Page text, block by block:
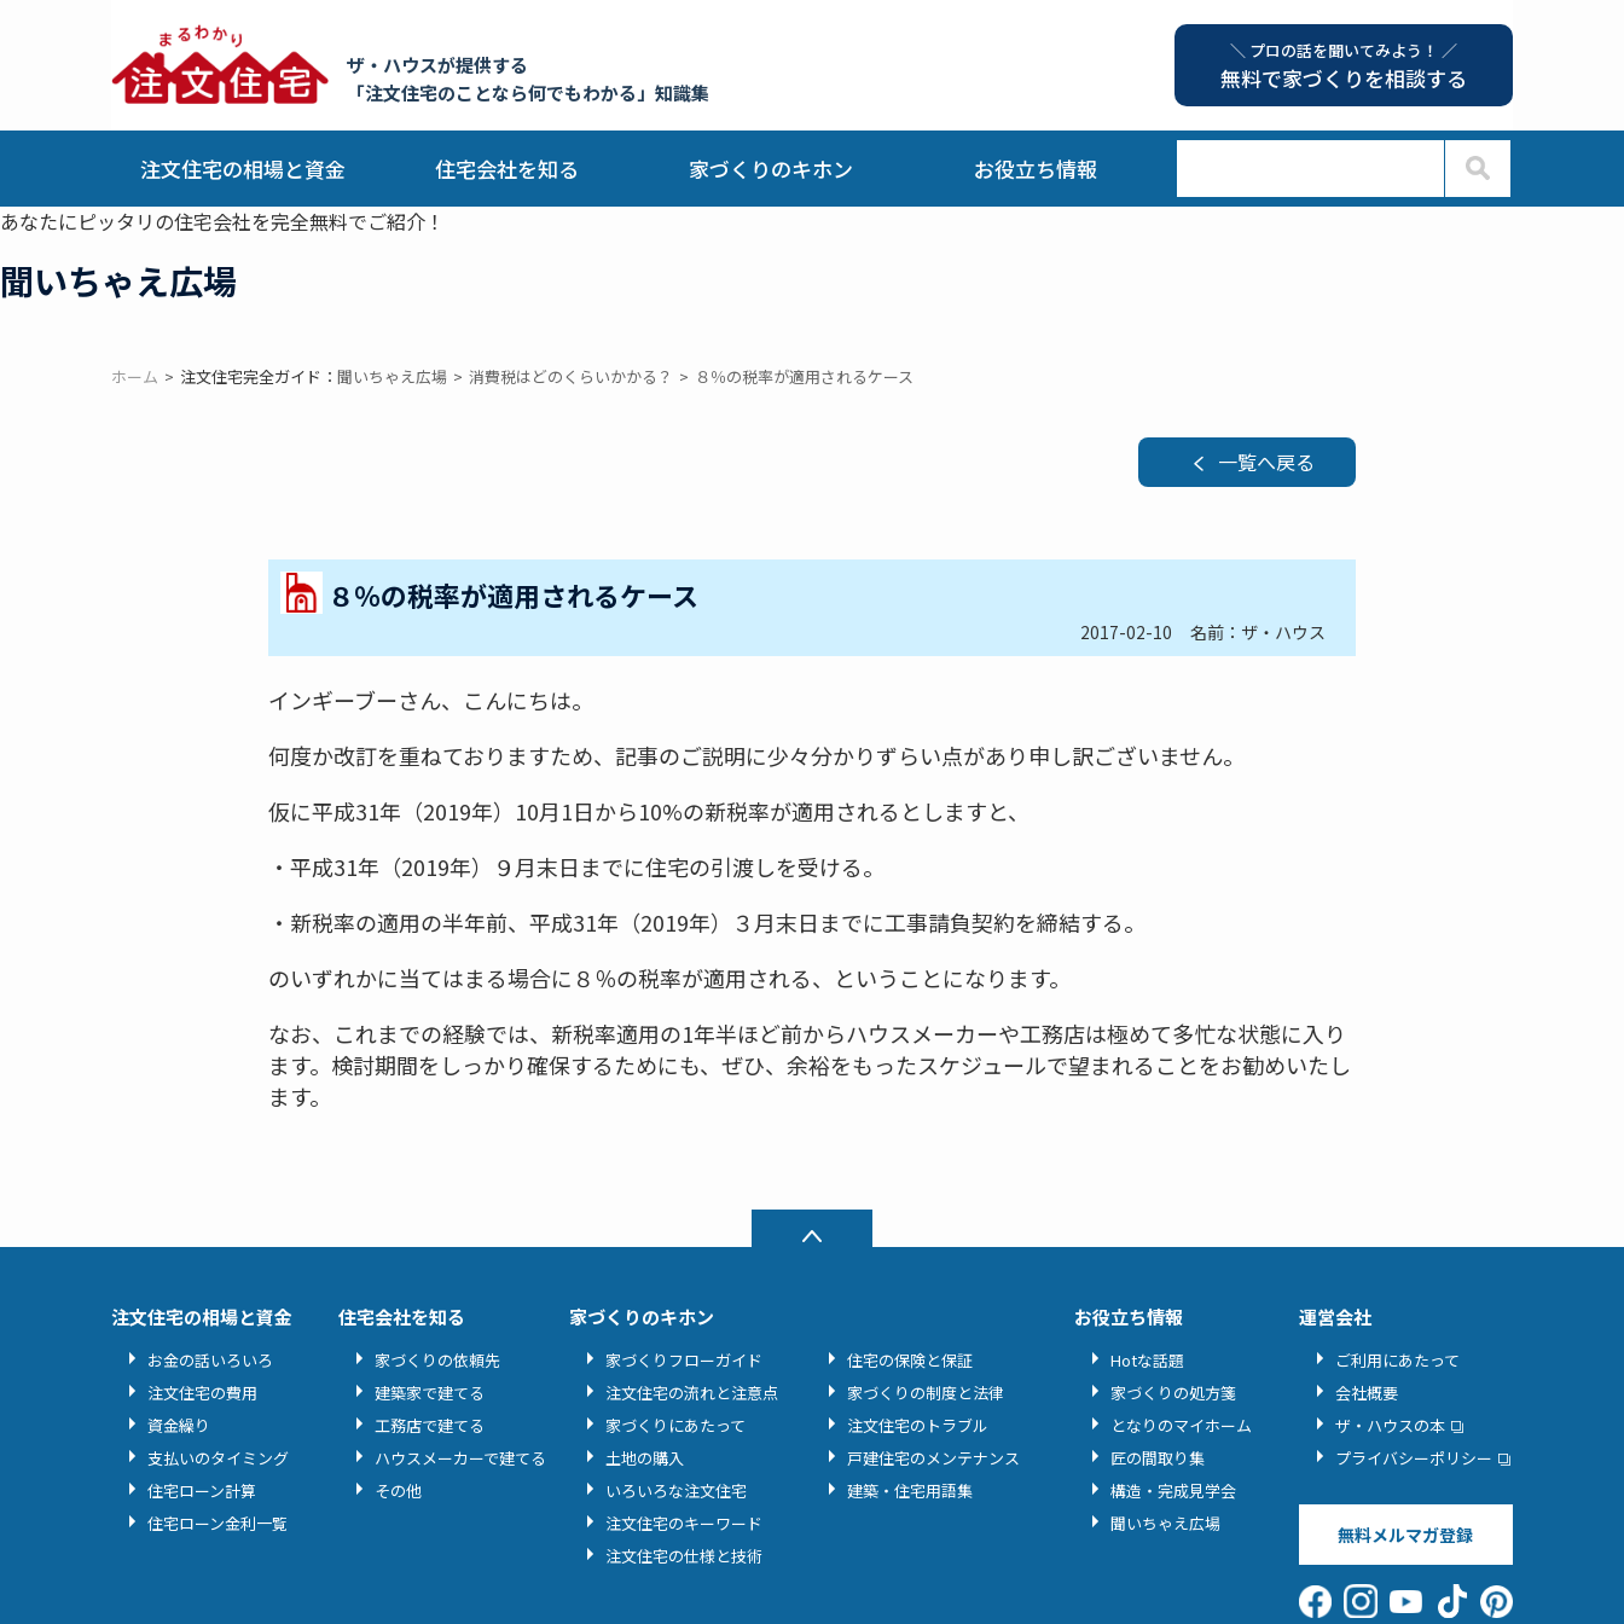
ザ・ハウスが提供する
「注文住宅のことなら何でもわかる」知識集
＼ プロの話を聞いてみよう！ ／
無料で家づくりを相談する
注文住宅の相場と資金 住宅会社を知る 家づくりのキホン お役立ち情報
あなたにピッタリの住宅会社を完全無料でご紹介！
聞いちゃえ広場
ホーム 注文住宅完全ガイド： 聞いちゃえ広場 消費税はどのくらいかかる？ ８％の税率が適用されるケース
一覧へ戻る
８％の税率が適用されるケース
2017-02-10 名前：ザ・ハウス
インギーブーさん、こんにちは。
何度か改訂を重ねておりますため、記事のご説明に少々分かりずらい点があり申し訳ございません。
仮に平成31年（2019年）10月1日から10%の新税率が適用されるとしますと、
・平成31年（2019年）９月末日までに住宅の引渡しを受ける。
・新税率の適用の半年前、平成31年（2019年）３月末日までに工事請負契約を締結する。
のいずれかに当てはまる場合に８％の税率が適用される、ということになります。
なお、これまでの経験では、新税率適用の1年半ほど前からハウスメーカーや工務店は極めて多忙な状態に入り
ます。検討期間をしっかり確保するためにも、ぜひ、余裕をもったスケジュールで望まれることをお勧めいたし
ます。
注文住宅の相場と資金
お金の話いろいろ
注文住宅の費用
資金繰り
支払いのタイミング
住宅ローン計算
住宅ローン金利一覧
住宅会社を知る
家づくりの依頼先
建築家で建てる
工務店で建てる
ハウスメーカーで建てる
その他
家づくりのキホン
家づくりフローガイド
注文住宅の流れと注意点
家づくりにあたって
土地の購入
いろいろな注文住宅
注文住宅のキーワード
注文住宅の仕様と技術
住宅の保険と保証
家づくりの制度と法律
注文住宅のトラブル
戸建住宅のメンテナンス
建築・住宅用語集
お役立ち情報
Hotな話題
家づくりの処方箋
となりのマイホーム
匠の間取り集
構造・完成見学会
聞いちゃえ広場
運営会社
ご利用にあたって
会社概要
ザ・ハウスの本
プライバシーポリシー
無料メルマガ登録